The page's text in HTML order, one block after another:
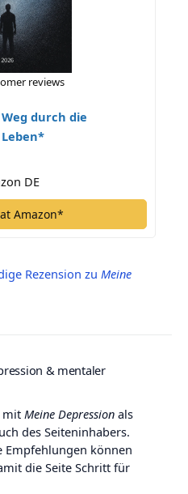
reviews
durch die
DE
Amazon*
Rezension zu Meine
& mentaler
mit Meine Depression als
des Seiteninhabers.
Empfehlungen können
die Seite Schritt für